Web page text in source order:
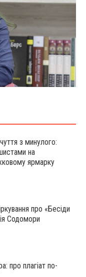
з минулого:
на
ярмарку
про «Бесіди
Содомори
про плагіат по-